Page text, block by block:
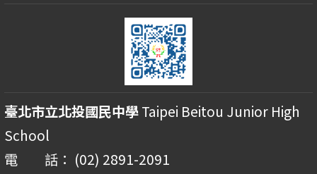
臺北市立北投國民中學Taipei Beitou Junior High
School
電 話： (02) 2891-2091